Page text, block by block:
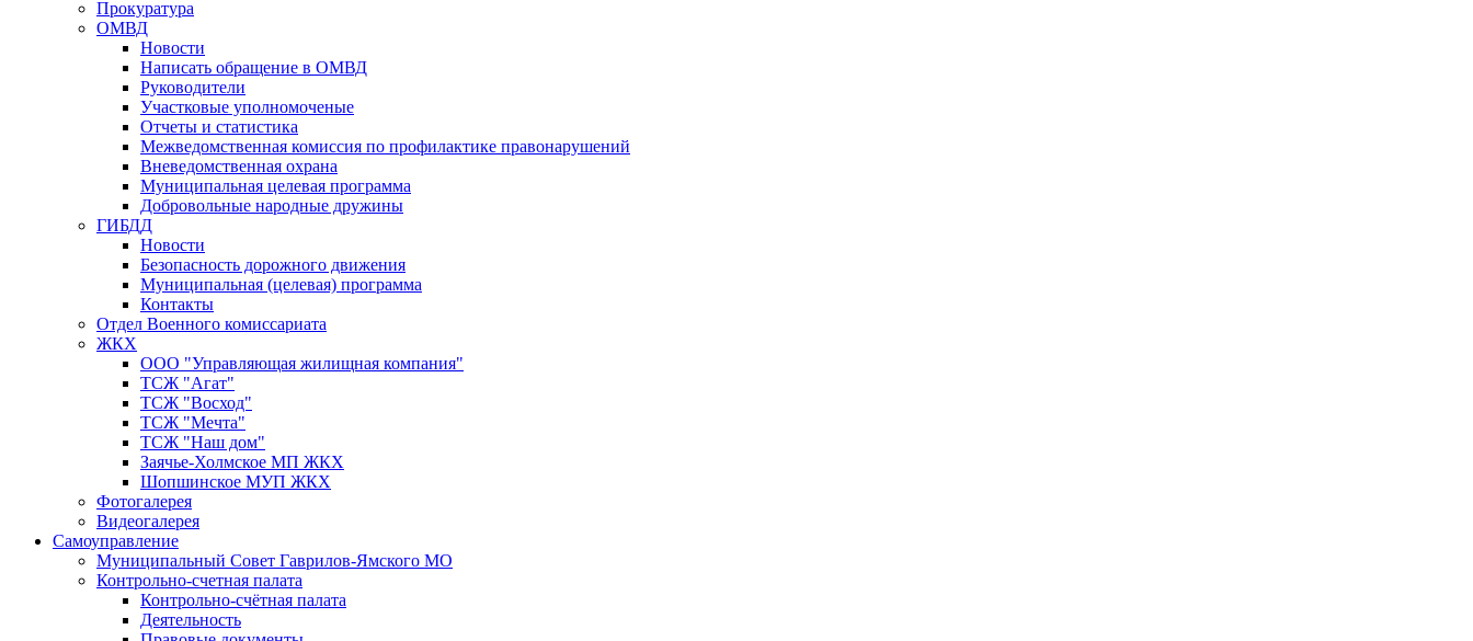
Прокуратура
ОМВД
Новости
Написать обращение в ОМВД
Руководители
Участковые уполномоченые
Отчеты и статистика
Межведомственная комиссия по профилактике правонарушений
Вневедомственная охрана
Муниципальная целевая программа
Добровольные народные дружины
ГИБДД
Новости
Безопасность дорожного движения
Муниципальная (целевая) программа
Контакты
Отдел Военного комиссариата
ЖКХ
ООО "Управляющая жилищная компания"
ТСЖ "Агат"
ТСЖ "Восход"
ТСЖ "Мечта"
ТСЖ "Наш дом"
Заячье-Холмское МП ЖКХ
Шопшинское МУП ЖКХ
Фотогалерея
Видеогалерея
Самоуправление
Муниципальный Совет Гаврилов-Ямского МО
Контрольно-счетная палата
Контрольно-счётная палата
Деятельность